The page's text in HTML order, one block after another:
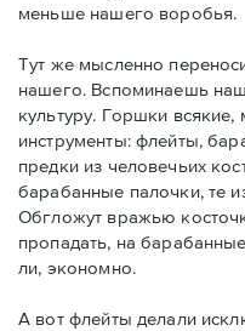
меньше нашего воробья.
Тут же мысленно
нашего. Вспоминаешь
культуру. Горшки
инструменты: флейты,
предки из человечьих
барабанные палочки, те
Обгложут вражью
пропадать, на
ли, экономно.
А вот флейты делали